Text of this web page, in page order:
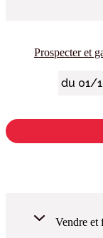
Prospecter et
Vendre et